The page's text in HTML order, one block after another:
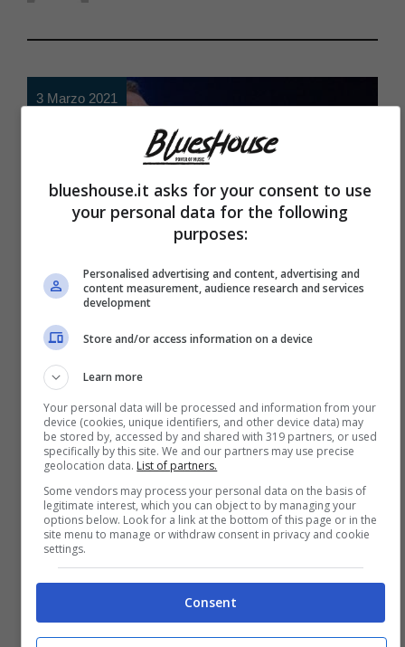
3 Marzo 2021
Cinema e Tv,News
I 10 strumenti musicali più
costosi al mondo
26 Febbraio 2021
blueshouse.it asks for your consent to use
your personal data for the following
purposes:
Personalised advertising and content, advertising and
content measurement, audience research and services
development
Store and/or access information on a device
Learn more
Your personal data will be processed and information from your
device (cookies, unique identifiers, and other device data) may
be stored by, accessed by and shared with 319 partners, or used
specifically by this site. We and our partners may use precise
geolocation data. List of partners.
Some vendors may process your personal data on the basis of
legitimate interest, which you can object to by managing your
options below. Look for a link at the bottom of this page or in the
site menu to manage or withdraw consent in privacy and cookie
settings.
Consent